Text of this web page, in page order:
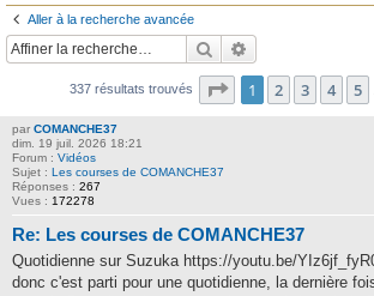
Aller à la recherche avancée
Rechercher
337 résultats trouvés Page 1sur34
1 2 3 4 5
par COMANCHE37
dim. 19 juil. 2026 18:21
Forum : Vidéos
Sujet : Les courses de COMANCHE37
Réponses : 267
Vues : 172278
Re: Les courses de COMANCHE37
Quotidienne sur Suzuka https://youtu.be/
donc c'est parti pour une quotidienne, la dernière